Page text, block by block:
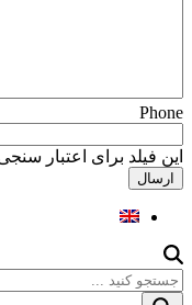
Phone
این فیلد برای اعتبار